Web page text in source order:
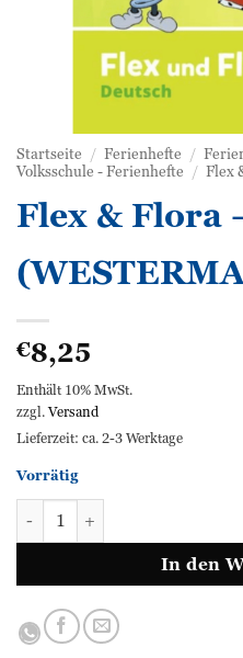
Startseite / Ferienhefte /
Volksschule - Ferienhefte / Flex
Flex & Flora
€8,25
Enthält 10% MwSt.
zzgl.Versand
Lieferzeit: ca. 2-3 Werktage
Vorrätig
Flex & Flora - Ferienheft 3
In den